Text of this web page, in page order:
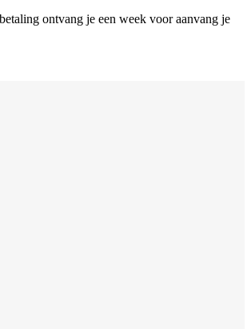
ontvang je een week voor aanvang je